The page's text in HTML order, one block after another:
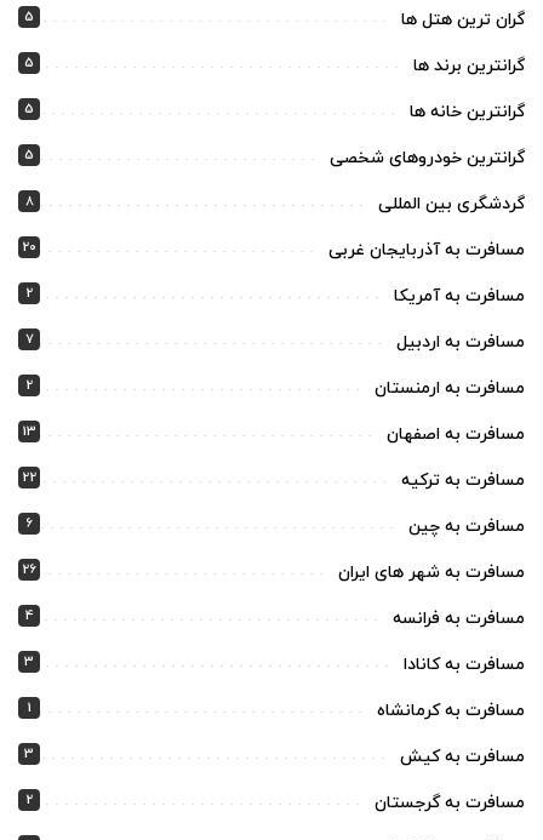
گران ترین هتل ها 5
گرانترین برند ها 5
گرانترین خانه ها 5
گرانترین خودروهای شخصی 5
گردشگری بین المللی 8
مسافرت به آذربایجان غربی 20
مسافرت به آمریکا 2
مسافرت به اردبیل 7
مسافرت به ارمنستان 2
مسافرت به اصفهان 13
مسافرت به ترکیه 22
مسافرت به چین 6
مسافرت به شهر های ایران 26
مسافرت به فرانسه 4
مسافرت به کانادا 3
مسافرت به کرمانشاه 1
مسافرت به کیش 3
مسافرت به گرجستان 2